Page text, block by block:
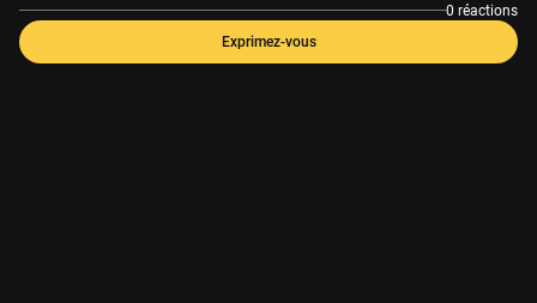
0 réactions
Exprimez-vous